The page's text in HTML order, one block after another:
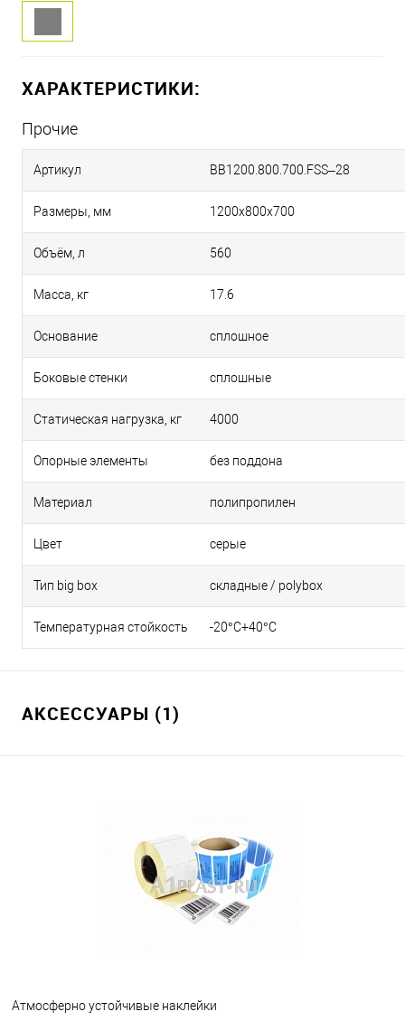
ХАРАКТЕРИСТИКИ:
Прочие
Артикул BB1200.800.700.FSS–28
Размеры, мм 1200х800х700
Объём, л 560
Масса, кг 17.6
Основание сплошное
Боковые стенки сплошные
Статическая нагрузка, кг 4000
Опорные элементы без поддона
Материал полипропилен
Цвет серые
Тип big box складные / polybox
Температурная стойкость -20°C+40°C
АКСЕССУАРЫ (1)
Атмосферно устойчивые наклейки